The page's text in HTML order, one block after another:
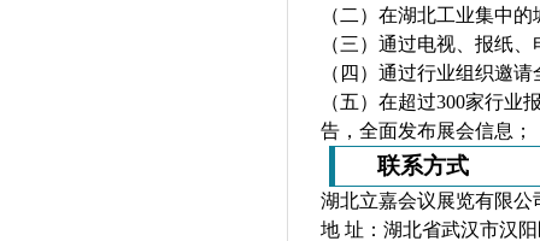
（二）在湖北工业集中
（三）通过电视、报纸
（四）通过行业组织邀
（五）在超过300家行
告，全面发布展会信息；
联系方式
湖北立嘉会议展览有限公
地 址： 湖北省武汉市汉